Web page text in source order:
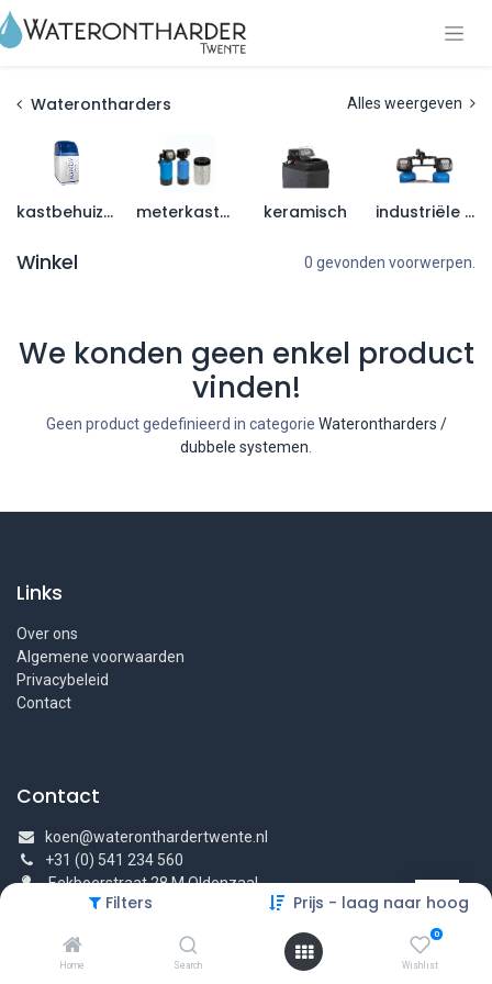
Filters Prijs - laag naar hoog
Home Search
0
Wishlist
Waterontharders Alles weergeven
kastbehuizing meterkastmodellen keramisch industriële systemen
Winkel 0 gevonden voorwerpen.
We konden geen enkel product
vinden!
Geen product gedefinieerd in categorie Waterontharders /
dubbele systemen
Links
Over ons
Algemene voorwaarden
Privacybeleid
Contact
Contact
koen@wateronthardertwente.nl
+31 (0) 541 234 560
Eekboerstraat 28 M Oldenzaal